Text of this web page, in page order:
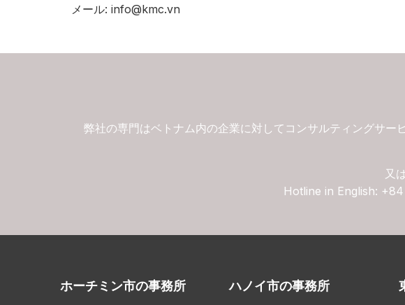
メール: info@kmc.vn
弊社の専門はベトナム内の企業に対してコンサルティングサ
又は
Hotline in English:
ホーチミン市の事務所 ハノイ市の事務所